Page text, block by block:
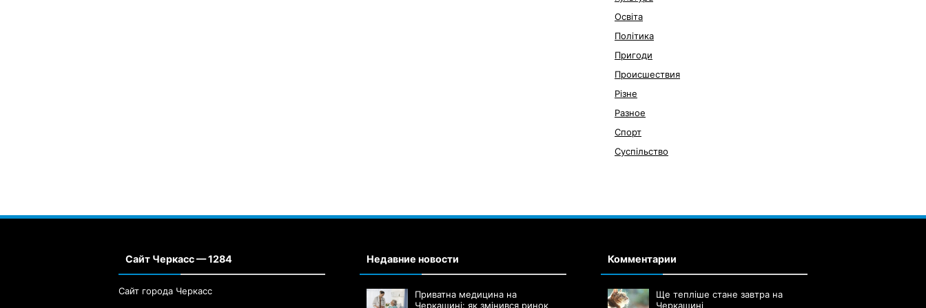
Освіта
Політика
Пригоди
Происшествия
Різне
Разное
Спорт
Суспільство
Сайт Черкасс — 1284
Сайт города Черкасс
Недавние новости
Приватна медицина на
Черкащині: як змінився ринок
Комментарии
Ще тепліше стане завтра на
Черкащині